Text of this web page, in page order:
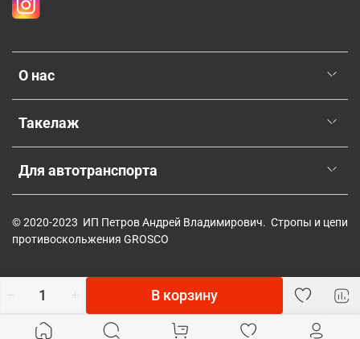
В корзину
О нас
Такелаж
Для автотранспорта
© 2020-2023 ИП Петров Андрей Владимирович. Стропы и цепи
противоскольжения GROSCO